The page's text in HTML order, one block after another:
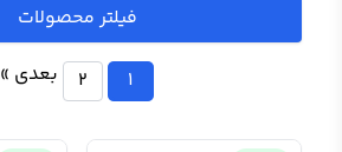
فیلتر محصولات
1
2 بعدی »